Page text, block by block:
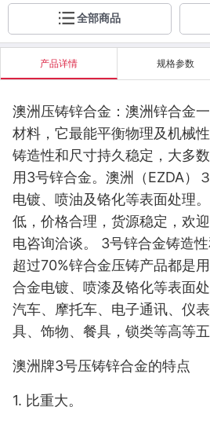
全部商品
产品详情 规格参数
澳洲压铸锌合金：澳洲锌合金
材料，它最能平衡物理及机械
铸造性和尺寸持久稳定，大多
用3号锌合金。澳洲（EZDA）
电镀、喷油及铬化等表面处理
低，价格合理，货源稳定，欢
电咨询洽谈。
3号锌合金铸造
超过70%锌合金压铸产品都是用
合金电镀、喷漆及铬化等表面
汽车、摩托车、电子通讯、仪
具、饰物、餐具，锁类等高等五
澳洲牌3号压铸锌合金的特点
1. 比重大。